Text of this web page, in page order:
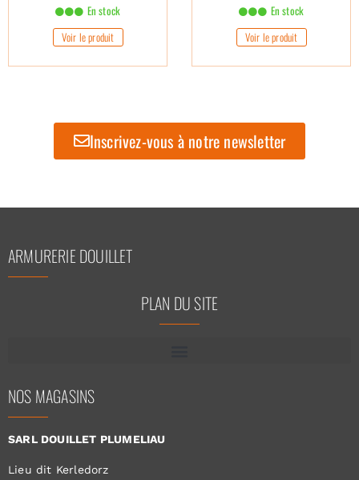
En stock
Voir le produit
En stock
Voir le produit
Inscrivez-vous à notre newsletter
ARMURERIE DOUILLET
PLAN DU SITE
NOS MAGASINS
SARL DOUILLET PLUMELIAU
Lieu dit Kerledorz